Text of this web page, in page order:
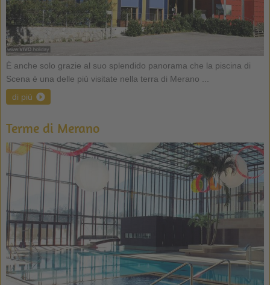
È anche solo grazie al suo splendido panorama che la piscina di
Scena è una delle più visitate nella terra di Merano ...
di più
Terme di Merano